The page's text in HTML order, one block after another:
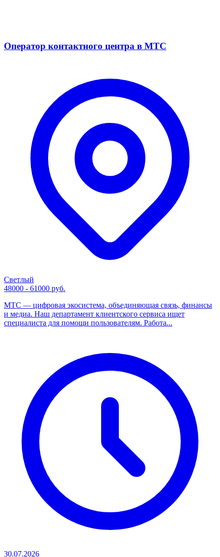
Оператор контактного центра в МТС
Светлый
48000 - 61000 руб.
МТС — цифровая экосистема, объединяющая связь, финансы
и медиа. Наш департамент клиентского сервиса ищет
специалиста для помощи пользователям. Работа...
30.07.2026